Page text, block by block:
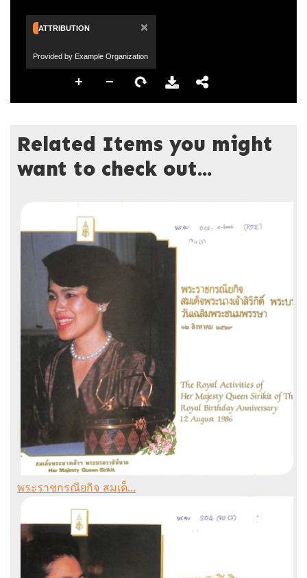
ATTRIBUTION ×
Provided by Example Organization
Related Items you might
want to check out...
พระราชกรณียกิจ สมเด็...